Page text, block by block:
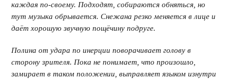
каждая по-своему. Подходят, собираются обняться, но
тут музыка обрывается. Снежана резко меняется в лице и
даёт хорошую звучную пощёчину подруге.
Полина от удара по инерции поворачивает голову в
сторону зрителя. Пока не понимает, что произошло,
замирает в таком положении, выправляет языком изнутри